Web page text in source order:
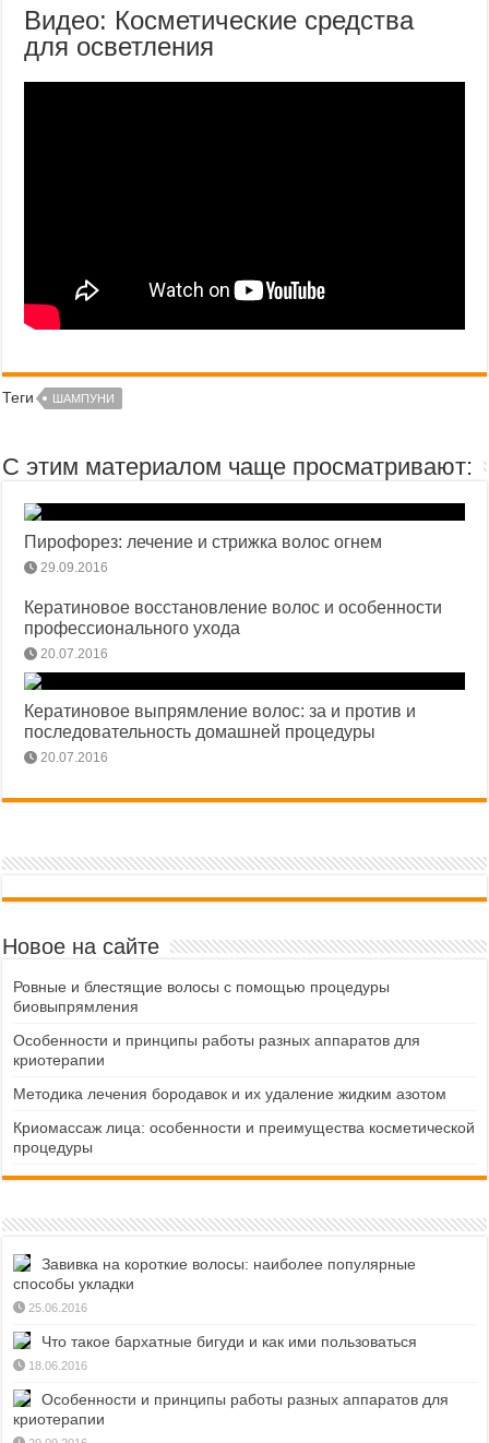
Видео: Косметические средства
для осветления
Теги ШАМПУНИ
С этим материалом чаще просматривают:
Пирофорез: лечение и стрижка волос огнем
29.09.2016
Кератиновое восстановление волос и особенности
профессионального ухода
20.07.2016
Кератиновое выпрямление волос: за и против и
последовательность домашней процедуры
20.07.2016
Новое на сайте
Ровные и блестящие волосы с помощью процедуры
биовыпрямления
Особенности и принципы работы разных аппаратов для
криотерапии
Методика лечения бородавок и их удаление жидким азотом
Криомассаж лица: особенности и преимущества косметической
процедуры
Завивка на короткие волосы: наиболее популярные
способы укладки
25.06.2016
Что такое бархатные бигуди и как ими пользоваться
18.06.2016
Особенности и принципы работы разных аппаратов для
криотерапии